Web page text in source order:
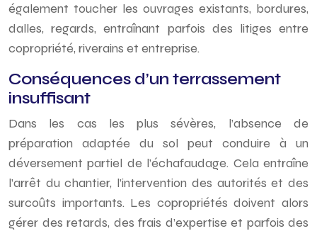
également toucher les ouvrages existants, bordures,
dalles, regards, entraînant parfois des litiges entre
copropriété, riverains et entreprise.
Conséquences d’un terrassement
insuffisant
Dans les cas les plus sévères, l’absence de
préparation adaptée du sol peut conduire à un
déversement partiel de l’échafaudage. Cela entraîne
l’arrêt du chantier, l’intervention des autorités et des
surcoûts importants. Les copropriétés doivent alors
gérer des retards, des frais d’expertise et parfois des